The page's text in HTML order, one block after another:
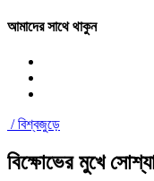
আমাদের সাথে থাকুন
/বিশ্বজুড়ে
বিক্ষোভের মুখে